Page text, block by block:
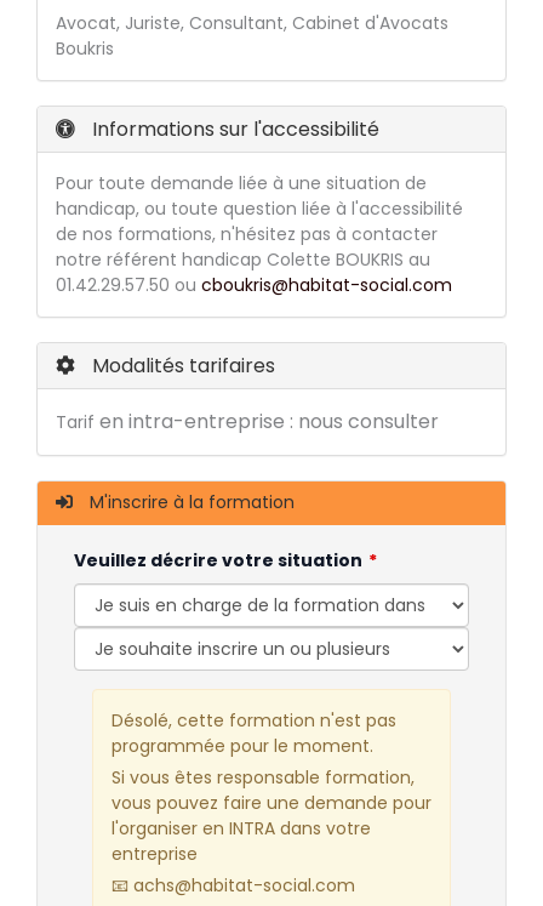
Avocat, Juriste, Consultant, Cabinet d'Avocats
Boukris
Informations sur l'accessibilité
Pour toute demande liée à une situation de
handicap, ou toute question liée à l'accessibilité
de nos formations, n'hésitez pas à contacter
notre référent handicap Colette BOUKRIS au
01.42.29.57.50 ou cboukris@habitat-social.com
Modalités tarifaires
Tarif en intra-entreprise : nous consulter
M'inscrire à la formation
Veuillez décrire votre situation
Désolé, cette formation n'est pas
programmée pour le moment.
Si vous êtes responsable formation,
vous pouvez faire une demande pour
l'organiser en INTRA dans votre
entreprise
📧 achs@habitat-social.com